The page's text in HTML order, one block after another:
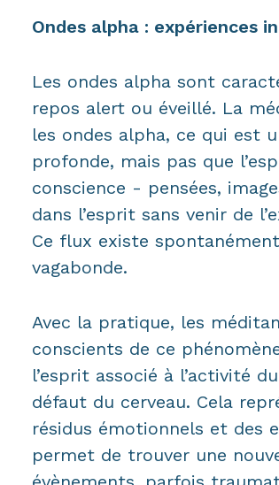
Ondes alpha : expériences
Les ondes alpha sont
repos alert ou éveillé. La
les ondes alpha, ce qui est
profonde, mais pas que
conscience - pensées,
dans l’esprit sans venir de
Ce flux existe
vagabonde.
Avec la pratique, les
conscients de ce
l’esprit associé à l’activité
défaut du cerveau. Cela
résidus émotionnels et des
permet de trouver une